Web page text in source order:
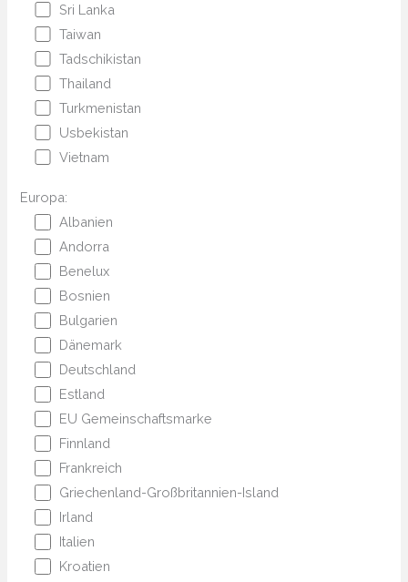
Sri Lanka
Taiwan
Tadschikistan
Thailand
Turkmenistan
Usbekistan
Vietnam
Europa:
Albanien
Andorra
Benelux
Bosnien
Bulgarien
Dänemark
Deutschland
Estland
EU Gemeinschaftsmarke
Finnland
Frankreich
Griechenland-Großbritannien-Island
Irland
Italien
Kroatien